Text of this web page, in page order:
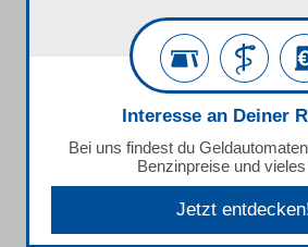
Interesse an Deiner
Bei uns findest du
Benzinpreise und
Jetzt